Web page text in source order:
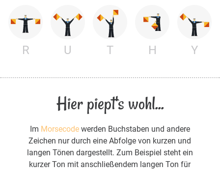
R U T H Y
Hier piept's wohl...
Im Morsecodewerden Buchstaben und andere
Zeichen nur durch eine Abfolge von kurzen und
langen Tönen dargestellt. Zum Beispiel steht ein
kurzer Ton mit anschließendem langen Ton für